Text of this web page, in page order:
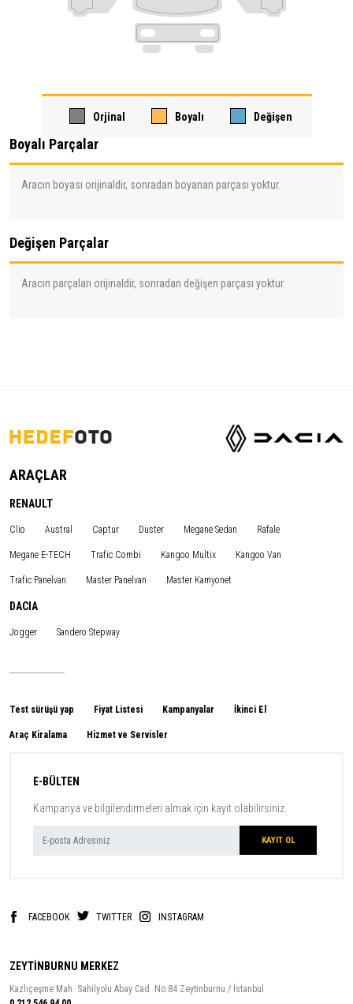
Orjinal Boyalı Değişen
Boyalı Parçalar
Aracın boyası orijinaldir, sonradan boyanan parçası yoktur.
Değişen Parçalar
Aracın parçaları orijinaldir, sonradan değişen parçası yoktur.
ARAÇLAR
RENAULT
Clio Austral Captur Duster Megane Sedan Rafale
Megane E-TECH Trafic Combi Kangoo Multix Kangoo Van
Trafic Panelvan Master Panelvan Master Kamyonet
DACIA
Jogger Sandero Stepway
Test sürüşü yap Fiyat Listesi Kampanyalar İkinci El
Araç Kiralama Hizmet ve Servisler
E-BÜLTEN
Kampanya ve bilgilendirmeleri almak için kayıt olabilirsiniz.
FACEBOOK TWITTER INSTAGRAM
ZEYTİNBURNU MERKEZ
Kazlıçeşme Mah. Sahilyolu Abay Cad. No:84 Zeytinburnu / İstanbul